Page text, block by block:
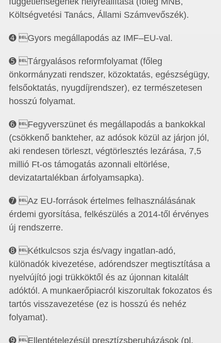
Költségvetési Tanács, Állami Számvevőszék).
➍ Gyors megállapodás az IMF–EU-val.
➎ Tárgyalásos reformfolyamat (főleg
önkormányzati rendszer, közoktatás, egészségügy,
felsőoktatás, nyugdíjrendszer), ez természetesen
hosszú folyamat.
➏ Fegyverszünet és megállapodás a bankokkal
(csökkenő bankteher, az adósok közül az járjon jól,
aki rendesen törleszt, végtörlesztés lezárása, 7,5
millió Ft-os támogatás azonnali eltörlése,
devizatartalékban árfolyamsapka).
➐ Az EU-források értelmes felhasználá­sának
érdemi gyorsítása, felkészülés a 2014-től érvényes
új rendszerre.
➑ Kétkulcsos szja és/vagy ingatlan-adó,
különadók kivezetése, adórendszer megtisztítása a
nyelvújító jogi trükköktől és az újonnan kitalált
adóktól. A munkaerőpiacról kiszorultak fokozatos és
tartós visszavezetése (ez is hosszú és nehéz
folyamat).
➒ Ellentételezésül presztízsberuházások (pl.